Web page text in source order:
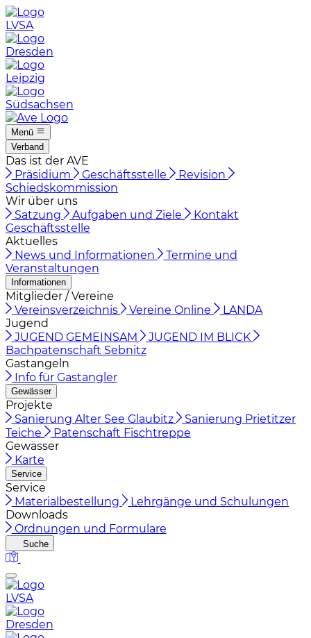
LVSA
Dresden
Leipzig
Südsachsen
Menü
Verband
Das ist der AVE
Präsidium
Geschäftsstelle Revision
Schiedskommission
Wir über uns
Satzung
Aufgaben und Ziele Kontakt
Geschäftsstelle
Aktuelles
News und Informationen
Termine und
Veranstaltungen
Informationen
Mitglieder / Vereine
Vereinsverzeichnis
Vereine Online LANDA
Jugend
JUGEND GEMEINSAM
JUGEND IM BLICK
Bachpatenschaft Sebnitz
Gastangeln
Info für Gastangler
Gewässer
Projekte
Sanierung Alter See Glaubitz
Sanierung Prietitzer
Teiche
Patenschaft Fischtreppe
Gewässer
Karte
Service
Service
Materialbestellung
Lehrgänge und Schulungen
Downloads
Ordnungen und Formulare
Suche
LVSA
Dresden